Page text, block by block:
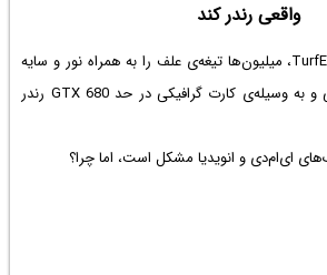
واقعی رندر کند
انویدیا با تکنولوژی TurfEffect، میلیون‌ها تیغه‌ی علف را به همراه نور و سایه
و برخورد با اجسام خارجی و به وسیله‌ی کارت گرافیکی در حد GTX 680 رندر
ای‌ام‌دی و انویدیا مشکل است، اما چرا؟